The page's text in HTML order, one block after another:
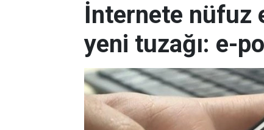
İnternete nüfuz
yeni tuzağı: e-